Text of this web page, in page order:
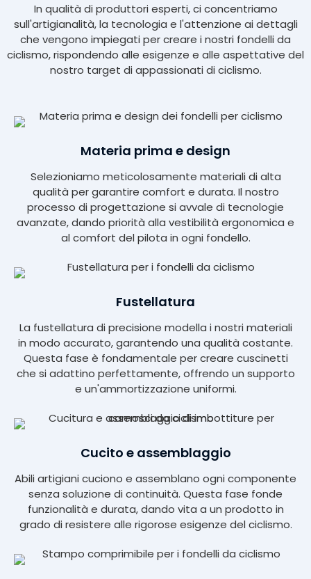
In qualità di produttori esperti, ci concentriamo
sull'artigianalità, la tecnologia e l'attenzione ai dettagli
che vengono impiegati per creare i nostri fondelli da
ciclismo, rispondendo alle esigenze e alle aspettative del
nostro target di appassionati di ciclismo.
Materia prima e design
Selezioniamo meticolosamente materiali di alta
qualità per garantire comfort e durata. Il nostro
processo di progettazione si avvale di tecnologie
avanzate, dando priorità alla vestibilità ergonomica e
al comfort del pilota in ogni fondello.
Fustellatura
La fustellatura di precisione modella i nostri materiali
in modo accurato, garantendo una qualità costante.
Questa fase è fondamentale per creare cuscinetti
che si adattino perfettamente, offrendo un supporto
e un'ammortizzazione uniformi.
Cucito e assemblaggio
Abili artigiani cuciono e assemblano ogni componente
senza soluzione di continuità. Questa fase fonde
funzionalità e durata, dando vita a un prodotto in
grado di resistere alle rigorose esigenze del ciclismo.